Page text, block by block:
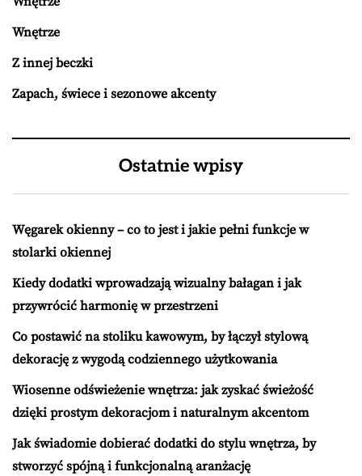
Wnętrze
Z innej beczki
Zapach, świece i sezonowe akcenty
Ostatnie wpisy
Węgarek okienny – co to jest i jakie pełni funkcje w
stolarki okiennej
Kiedy dodatki wprowadzają wizualny bałagan i jak
przywrócić harmonię w przestrzeni
Co postawić na stoliku kawowym, by łączył stylową
dekorację z wygodą codziennego użytkowania
Wiosenne odświeżenie wnętrza: jak zyskać świeżość
dzięki prostym dekoracjom i naturalnym akcentom
Jak świadomie dobierać dodatki do stylu wnętrza, by
stworzyć spójną i funkcjonalną aranżację